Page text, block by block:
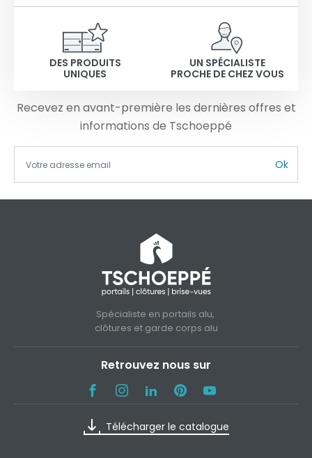
DES PRODUITS
UNIQUES
UN SPÉCIALISTE
PROCHE DE CHEZ VOUS
Recevez en avant-première les dernières offres et
informations de Tschoeppé
Ok
Spécialiste en portails alu,
clôtures et garde corps alu
Retrouvez nous sur
Télécharger le catalogue